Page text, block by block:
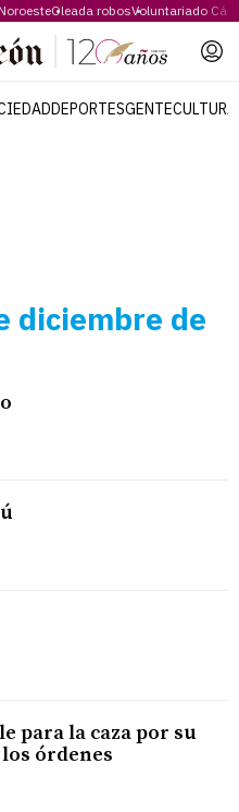
Oleada robosVoluntariado
DEPORTESGENTECULTURA
diciembre de
para la caza por su
órdenes